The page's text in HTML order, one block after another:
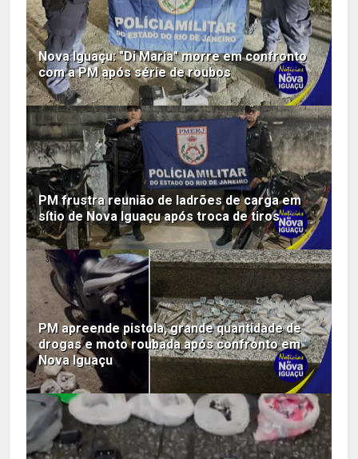
Nova Iguaçu: "Di Maria" morre em confronto
com a PM após série de roubos
PM frustra reunião de ladrões de carga em
sítio de Nova Iguaçu após troca de tiros
PM apreende pistola, grande quantidade de
drogas e moto roubada após confronto em
Nova Iguaçu